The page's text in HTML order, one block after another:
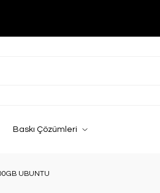
Baskı Çözümleri
UBUNTU